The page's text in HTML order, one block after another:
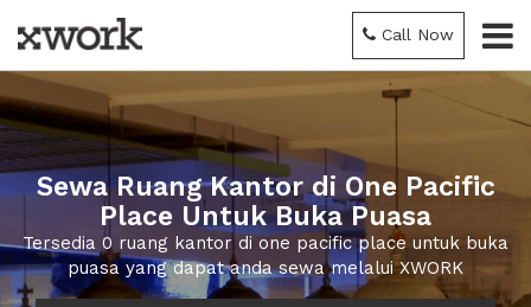
Call Now
Sewa Ruang Kantor di One Pacific
Place Untuk Buka Puasa
Tersedia 0 ruang kantor di one pacific place untuk buka
puasa yang dapat anda sewa melalui XWORK